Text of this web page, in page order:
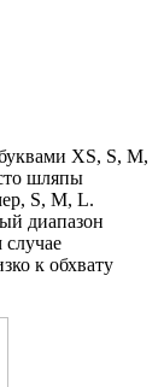
XS, S, M,
шляпы
S, M, L.
диапазон
к обхвату